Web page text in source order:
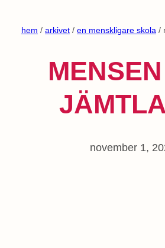
hem / arkivet / en menskligare skola /
november 1,